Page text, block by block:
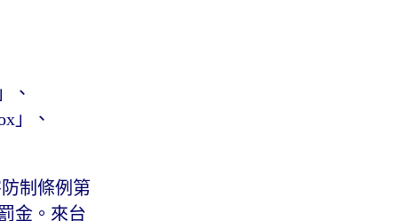
、
」、
制條例第
金。來台